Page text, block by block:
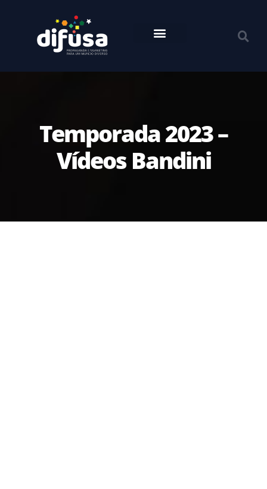
Temporada 2023 –
Vídeos Bandini